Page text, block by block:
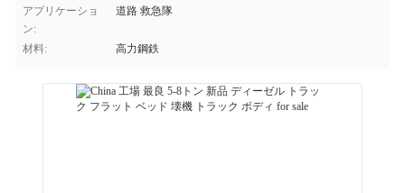
アプリケーショ
ン:
道路 救急隊
材料: 高力鋼鉄